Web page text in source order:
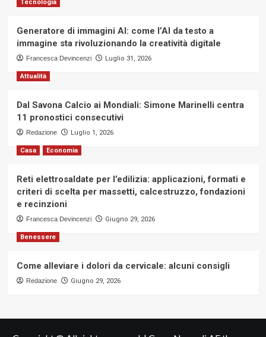
Tecnologia
Generatore di immagini AI: come l’AI da testo a
immagine sta rivoluzionando la creatività digitale
Francesca Devincenzi Luglio 31, 2026
Attualità
Dal Savona Calcio ai Mondiali: Simone Marinelli centra
11 pronostici consecutivi
Redazione Luglio 1, 2026
Casa Economia
Reti elettrosaldate per l’edilizia: applicazioni, formati e
criteri di scelta per massetti, calcestruzzo, fondazioni
e recinzioni
Francesca Devincenzi Giugno 29, 2026
Benessere
Come alleviare i dolori da cervicale: alcuni consigli
Redazione Giugno 29, 2026